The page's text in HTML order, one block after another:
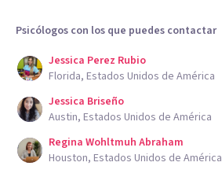
Psicólogos con los que puedes contactar
Jessica Perez Rubio
Florida, Estados Unidos de América
Jessica Briseño
Austin, Estados Unidos de América
Regina Wohltmuh Abraham
Houston, Estados Unidos de América